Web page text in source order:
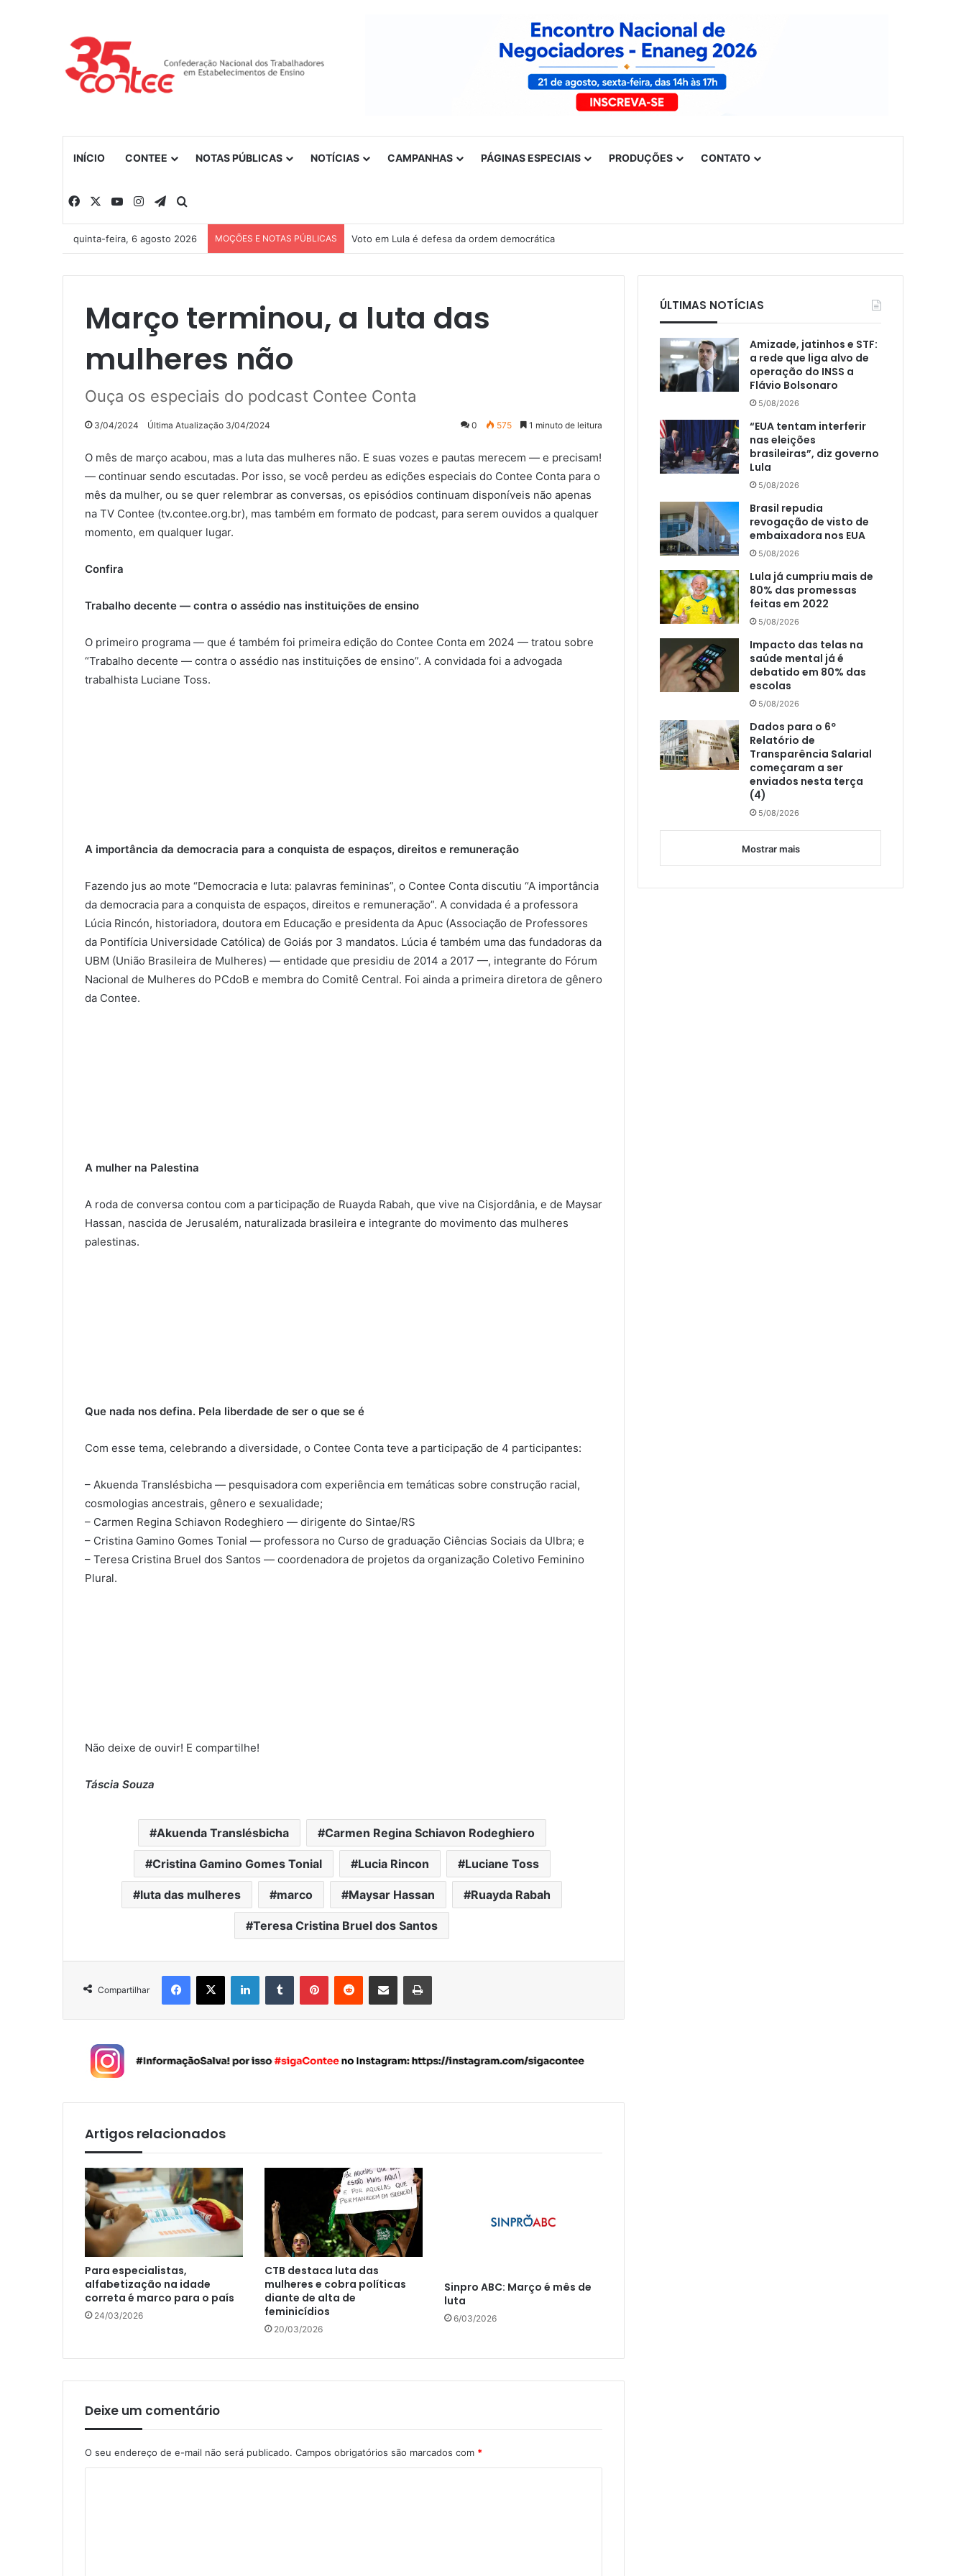
INÍCIO CONTEE NOTAS PÚBLICAS NOTÍCIAS CAMPANHAS PÁGINAS ESPECIAIS PRODUÇÕES CONTATO
Facebook YouTubeInstagramTelegram
quinta-feira, 6 agosto 2026 MOÇÕES E NOTAS PÚBLICAS Voto em Lula é defesa da ordem democrática
Março terminou, a luta das
mulheres não
Ouça os especiais do podcast Contee Conta
3/04/2024 Última Atualização 3/04/2024 0 575 1 minuto de leitura
O mês de março acabou, mas a luta das mulheres não. E suas vozes e pautas merecem — e precisam!
— continuar sendo escutadas. Por isso, se você perdeu as edições especiais do Contee Conta para o
mês da mulher, ou se quer relembrar as conversas, os episódios continuam disponíveis não apenas
na TV Contee (tv.contee.org.br), mas também em formato de podcast, para serem ouvidos a qualquer
momento, em qualquer lugar.
Confira
Trabalho decente — contra o assédio nas instituições de ensino
O primeiro programa — que é também foi primeira edição do Contee Conta em 2024 — tratou sobre
“Trabalho decente — contra o assédio nas instituições de ensino”. A convidada foi a advogada
trabalhista Luciane Toss.
A importância da democracia para a conquista de espaços, direitos e remuneração
Fazendo jus ao mote “Democracia e luta: palavras femininas”, o Contee Conta discutiu “A importância
da democracia para a conquista de espaços, direitos e remuneração”. A convidada é a professora
Lúcia Rincón, historiadora, doutora em Educação e presidenta da Apuc (Associação de Professores
da Pontifícia Universidade Católica) de Goiás por 3 mandatos. Lúcia é também uma das fundadoras da
UBM (União Brasileira de Mulheres) — entidade que presidiu de 2014 a 2017 —, integrante do Fórum
Nacional de Mulheres do PCdoB e membra do Comitê Central. Foi ainda a primeira diretora de gênero
da Contee.
A mulher na Palestina
A roda de conversa contou com a participação de Ruayda Rabah, que vive na Cisjordânia, e de Maysar
Hassan, nascida de Jerusalém, naturalizada brasileira e integrante do movimento das mulheres
palestinas.
Que nada nos defina. Pela liberdade de ser o que se é
Com esse tema, celebrando a diversidade, o Contee Conta teve a participação de 4 participantes:
– Akuenda Translésbicha — pesquisadora com experiência em temáticas sobre construção racial,
cosmologias ancestrais, gênero e sexualidade;
– Carmen Regina Schiavon Rodeghiero — dirigente do Sintae/RS
– Cristina Gamino Gomes Tonial — professora no Curso de graduação Ciências Sociais da Ulbra; e
– Teresa Cristina Bruel dos Santos — coordenadora de projetos da organização Coletivo Feminino
Plural.
Não deixe de ouvir! E compartilhe!
Táscia Souza
Akuenda Translésbicha Carmen Regina Schiavon Rodeghiero
Cristina Gamino Gomes Tonial Lucia Rincon Luciane Toss
luta das mulheres marco Maysar Hassan Ruayda Rabah
Teresa Cristina Bruel dos Santos
Compartilhar
Artigos relacionados
Para especialistas,
alfabetização na idade
correta é marco para o país
24/03/2026
CTB destaca luta das
mulheres e cobra políticas
diante de alta de
feminicídios
20/03/2026
Sinpro ABC: Março é mês de
luta
6/03/2026
Deixe um comentário
O seu endereço de e-mail não será publicado. Campos obrigatórios são marcados com *
ÚLTIMAS NOTÍCIAS
Amizade, jatinhos e STF:
a rede que liga alvo de
operação do INSS a
Flávio Bolsonaro
5/08/2026
“EUA tentam interferir
nas eleições
brasileiras”, diz governo
Lula
5/08/2026
Brasil repudia
revogação de visto de
embaixadora nos EUA
5/08/2026
Lula já cumpriu mais de
80% das promessas
feitas em 2022
5/08/2026
Impacto das telas na
saúde mental já é
debatido em 80% das
escolas
5/08/2026
Dados para o 6º
Relatório de
Transparência Salarial
começaram a ser
enviados nesta terça
(4)
5/08/2026
Mostrar mais